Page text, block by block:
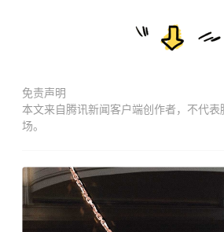
免责声明
本文来自腾讯新闻客户端创作者，不代表
场。